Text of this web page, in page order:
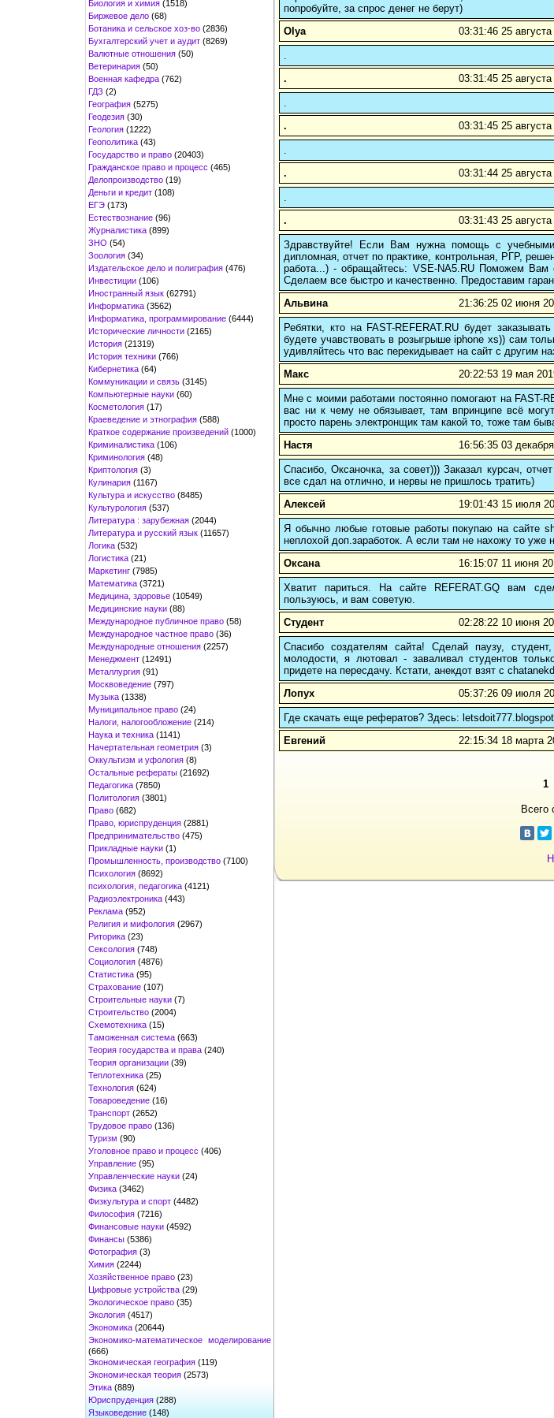
Биология и химия (1518)
Биржевое дело (68)
Ботаника и сельское хоз-во (2836)
Бухгалтерский учет и аудит (8269)
Валютные отношения (50)
Ветеринария (50)
Военная кафедра (762)
ГДЗ (2)
География (5275)
Геодезия (30)
Геология (1222)
Геополитика (43)
Государство и право (20403)
Гражданское право и процесс (465)
Делопроизводство (19)
Деньги и кредит (108)
ЕГЭ (173)
Естествознание (96)
Журналистика (899)
ЗНО (54)
Зоология (34)
Издательское дело и полиграфия (476)
Инвестиции (106)
Иностранный язык (62791)
Информатика (3562)
Информатика, программирование (6444)
Исторические личности (2165)
История (21319)
История техники (766)
Кибернетика (64)
Коммуникации и связь (3145)
Компьютерные науки (60)
Косметология (17)
Краеведение и этнография (588)
Краткое содержание произведений (1000)
Криминалистика (106)
Криминология (48)
Криптология (3)
Кулинария (1167)
Культура и искусство (8485)
Культурология (537)
Литература : зарубежная (2044)
Литература и русский язык (11657)
Логика (532)
Логистика (21)
Маркетинг (7985)
Математика (3721)
Медицина, здоровье (10549)
Медицинские науки (88)
Международное публичное право (58)
Международное частное право (36)
Международные отношения (2257)
Менеджмент (12491)
Металлургия (91)
Москвоведение (797)
Музыка (1338)
Муниципальное право (24)
Налоги, налогообложение (214)
Наука и техника (1141)
Начертательная геометрия (3)
Оккультизм и уфология (8)
Остальные рефераты (21692)
Педагогика (7850)
Политология (3801)
Право (682)
Право, юриспруденция (2881)
Предпринимательство (475)
Прикладные науки (1)
Промышленность, производство (7100)
Психология (8692)
психология, педагогика (4121)
Радиоэлектроника (443)
Реклама (952)
Религия и мифология (2967)
Риторика (23)
Сексология (748)
Социология (4876)
Статистика (95)
Страхование (107)
Строительные науки (7)
Строительство (2004)
Схемотехника (15)
Таможенная система (663)
Теория государства и права (240)
Теория организации (39)
Теплотехника (25)
Технология (624)
Товароведение (16)
Транспорт (2652)
Трудовое право (136)
Туризм (90)
Уголовное право и процесс (406)
Управление (95)
Управленческие науки (24)
Физика (3462)
Физкультура и спорт (4482)
Философия (7216)
Финансовые науки (4592)
Финансы (5386)
Фотография (3)
Химия (2244)
Хозяйственное право (23)
Цифровые устройства (29)
Экологическое право (35)
Экология (4517)
Экономика (20644)
Экономико-математическое моделирование
(666)
Экономическая география (119)
Экономическая теория (2573)
Этика (889)
Юриспруденция (288)
Языковедение (148)
попробуйте, за спрос денег не берут)
Olya
03:31:46 25
.
.
03:31:45 25
.
.
03:31:45 25
.
.
03:31:44 25
.
.
03:31:43 25
Здравствуйте! Если Вам нужна помощь с
дипломная, отчет по практике, контрольная, РГР,
работа...) - обращайтесь: VSE-NA5.RU Поможем Вам
Сделаем все быстро и качественно. Предоставим
Альвина
21:36:25 02 июня
Ребятки, кто на FAST-REFERAT.RU будет
будете учавствовать в розыгрыше iphone xs)) сам
удивляйтесь что вас перекидывает на сайт с другим
Макс
20:22:53 19 мая
Мне с моими работами постоянно помогают на FAST-
вас ни к чему не обязывает, там впринципе всё
просто парень электронщик там какой то, тоже там
Настя
16:56:35 03
Спасибо, Оксаночка, за совет))) Заказал курсач,
все сдал на отлично, и нервы не пришлось тратить)
Алексей
19:01:43 15 июля
Я обычно любые готовые работы покупаю на сайте
неплохой доп.заработок. А если там не нахожу то
Оксана
16:15:07 11 июня
Хватит париться. На сайте REFERAT.GQ вам
пользуюсь, и вам советую.
Студент
02:28:22 10 июня
Спасибо создателям сайта! Сделай паузу,
молодости, я лютовал - заваливал студентов
придете на пересдачу. Кстати, анекдот взят с
Лопух
05:37:26 09 июля
Где скачать еще рефератов? Здесь:
Евгений
22:15:34 18 марта
1
Всего